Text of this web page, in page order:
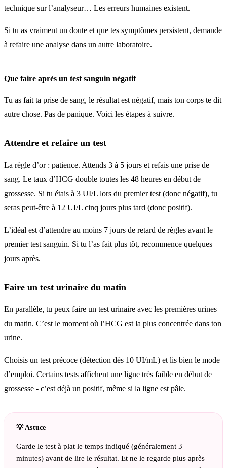
technique sur l’analyseur… Les erreurs humaines existent.
Si tu as vraiment un doute et que tes symptômes persistent, demande
à refaire une analyse dans un autre laboratoire.
Que faire après un test sanguin négatif
Tu as fait ta prise de sang, le résultat est négatif, mais ton corps te dit
autre chose. Pas de panique. Voici les étapes à suivre.
Attendre et refaire un test
La règle d’or : patience. Attends 3 à 5 jours et refais une prise de
sang. Le taux d’HCG double toutes les 48 heures en début de
grossesse. Si tu étais à 3 UI/L lors du premier test (donc négatif), tu
seras peut-être à 12 UI/L cinq jours plus tard (donc positif).
L’idéal est d’attendre au moins 7 jours de retard de règles avant le
premier test sanguin. Si tu l’as fait plus tôt, recommence quelques
jours après.
Faire un test urinaire du matin
En parallèle, tu peux faire un test urinaire avec les premières urines
du matin. C’est le moment où l’HCG est la plus concentrée dans ton
urine.
Choisis un test précoce (détection dès 10 UI/mL) et lis bien le mode
d’emploi. Certains tests affichent une ligne très faible en début de
grossesse - c’est déjà un positif, même si la ligne est pâle.
Garde le test à plat le temps indiqué (généralement 3
minutes) avant de lire le résultat. Et ne le regarde plus après